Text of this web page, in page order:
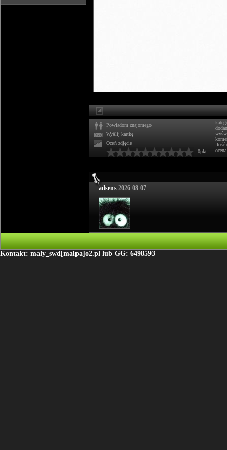
Powiadom znajomego
Wyślij kartkę
Oceń zdjęcie
0pkt
ilość
ocena
adsens 2026-08-07
Kontakt: maly_swd[małpa]o2.pl lub GG: 6498593